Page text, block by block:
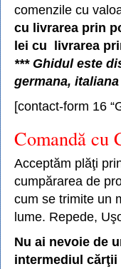
comenzile cu
cu livrarea prin
lei cu livrarea
*** Ghidul este
germana, italiana
[contact-form 16
Comandă cu
Acceptăm plăţi
cumpărarea de
cum se trimite un
lume. Repede,
Nu ai nevoie de
intermediul cărţii